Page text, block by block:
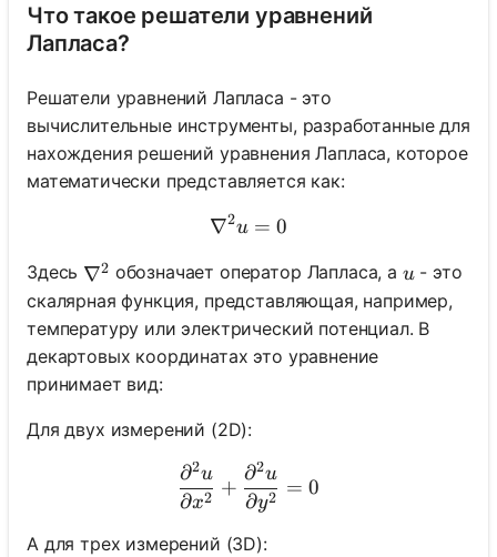
Что такое решатели уравнений
Лапласа?
Решатели уравнений Лапласа - это
вычислительные инструменты, разработанные для
нахождения решений уравнения Лапласа, которое
математически представляется как:
\nabla^2 u = 0
∇2u = 0
Здесь \nabla^2
∇2 обозначает оператор Лапласа, а u
u- это
скалярная функция, представляющая, например,
температуру или электрический потенциал. В
декартовых координатах это уравнение
принимает вид:
Для двух измерений (2D):
\frac{\partial^2
∂x2
∂2u
+
∂y2
∂2u
= 0
А для трех измерений (3D):